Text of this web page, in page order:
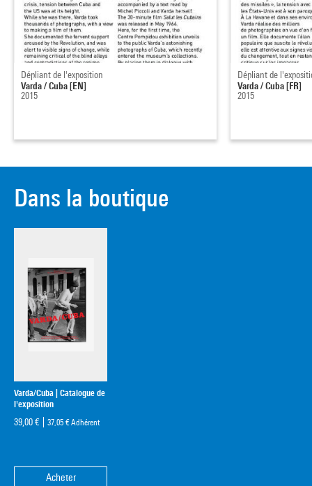
d'Agnès Varda.
Dépliant de l'exposition
Varda / Cuba [EN]
2015
Dépliant de
Varda / Cuba [FR]
2015
Dans la boutique
Varda/Cuba | Catalogue de
l'exposition
39,00 €
37,05 €Adhérent
Acheter